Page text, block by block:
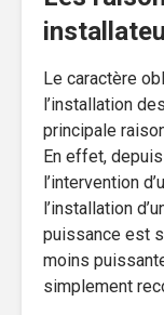
Le caractère
l’installation
principale
En effet,
l’intervention
l’installation
puissance est
moins
simplement